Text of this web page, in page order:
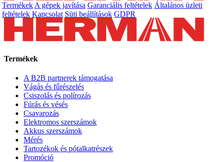
Termékek A gépek javítása Garanciális feltételek Általános üzleti
feltételek Kapcsolat Süti beállítások GDPR
Termékek
A B2B partnerek támogatása
Vágás és fűrészelés
Csiszolás és polírozás
Fúrás és vésés
Csavarozás
Elektromos szerszámok
Akkus szerszámok
Mérés
Tartozékok és pótalkatrészek
Promóció